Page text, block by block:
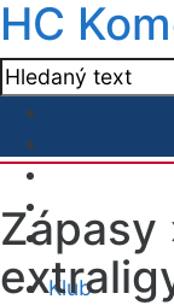
HC
Klub
Zápasy